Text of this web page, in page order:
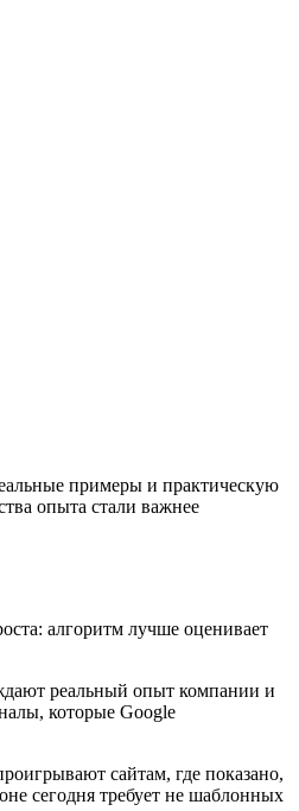
примеры и практическую
опыта стали важнее
алгоритм лучше оценивает
реальный опыт компании и
которые Google
сайтам, где показано,
сегодня требует не шаблонных